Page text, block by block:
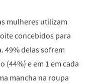
mulheres utilizam
concebidos para
49% delas sofrem
(44%) e em 1 em cada
mancha na roupa